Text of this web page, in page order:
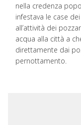
nella credenza
infestava le case
all’attività dei
acqua alla città a
direttamente dai
pernottamento.